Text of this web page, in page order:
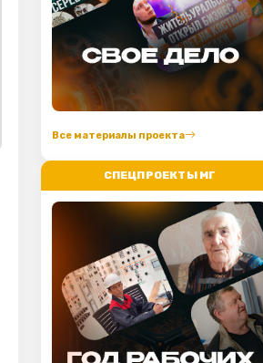
Все материалы проекта
СПЕЦПРОЕКТЫ МГ